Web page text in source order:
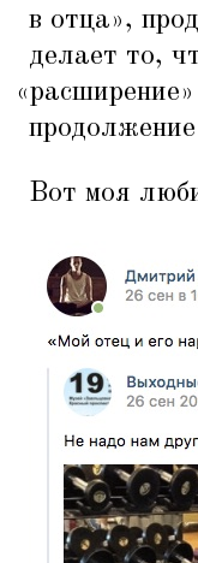
в отца»,
делает то,
«
Вот моя